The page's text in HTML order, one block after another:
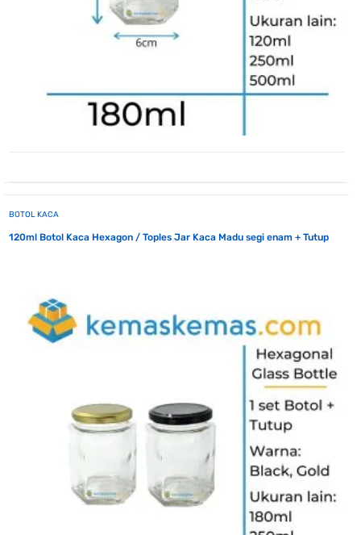
BOTOL KACA
120ml Botol Kaca Hexagon / Toples Jar Kaca Madu segi enam + Tutup